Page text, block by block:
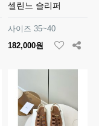
셀린느 슬리퍼
사이즈 35~40
182,000원